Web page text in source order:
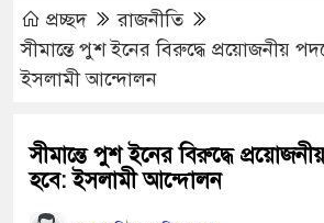
প্রচ্ছদ
রাজনীতি
সীমান্তে পুশ ইনের বিরুদ্ধে প্রয়োজনীয়
ইসলামী আন্দোলন
সীমান্তে পুশ ইনের বিরুদ্ধে
হবে: ইসলামী আন্দোলন